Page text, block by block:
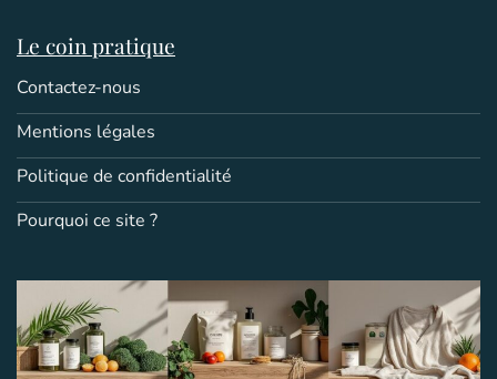
Le coin pratique
Contactez-nous
Mentions légales
Politique de confidentialité
Pourquoi ce site ?